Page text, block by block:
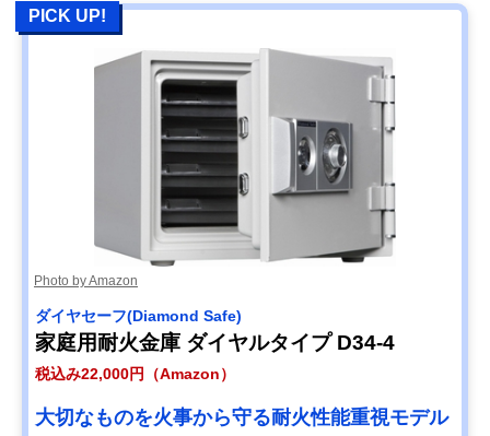
DFS2-FE
手提げ金庫 テンキ
ー付き A4 CB-T11
リティスロット付
サンワダイレクト
小型電子金庫 200-
SL039GY
コンパクトで頑丈
な安心設計
約幅23×奥行17×
高さ17cm
マスターロック・
セントリー ポータ
ブル耐火保管庫
1160BK
耐火性に優れ災害
対策にもおすすめ
Amazonで見る
日本アイエスケイ
ック式耐火金庫
KM-30-4T
PICK UP!
Photo by Amazon
ダイヤセーフ(Diamond Safe)
家庭用耐火金庫 ダイヤルタイプ D34-4
税込み22,000円（Amazon）
大切なものを火事から守る耐火性能重視モデル